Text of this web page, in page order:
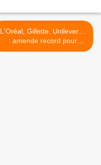
L'Oréal, Gillette, Unilever…
: amende record pour
entente illicite >